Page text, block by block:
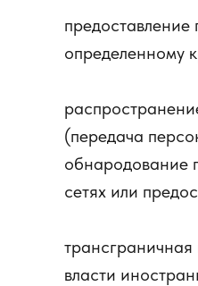
определенному
(передача
обнародование
сетях или
власти